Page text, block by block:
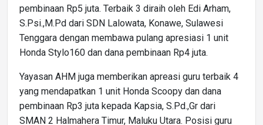
pembinaan Rp5 juta. Terbaik 3 diraih oleh Edi Arham,
S.Psi.,M.Pd dari SDN Lalowata, Konawe, Sulawesi
Tenggara dengan membawa pulang apresiasi 1 unit
Honda Stylo160 dan dana pembinaan Rp4 juta.
Yayasan AHM juga memberikan apreasi guru terbaik 4
yang mendapatkan 1 unit Honda Scoopy dan dana
pembinaan Rp3 juta kepada Kapsia, S.Pd.,Gr dari
SMAN 2 Halmahera Timur, Maluku Utara. Posisi guru